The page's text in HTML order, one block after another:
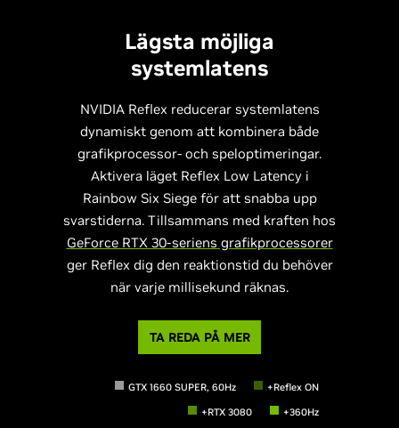
Lägsta möjliga
systemlatens
NVIDIA Reflex reducerar systemlatens
dynamiskt genom att kombinera både
grafikprocessor- och speloptimeringar.
Aktivera läget Reflex Low Latency i
Rainbow Six Siege för att snabba upp
svarstiderna. Tillsammans med kraften hos
GeForce RTX 30-seriens grafikprocessorer
ger Reflex dig den reaktionstid du behöver
när varje millisekund räknas.
TA REDA PÅ MER
GTX 1660 SUPER, 60Hz
+Reflex ON
+RTX 3080
+360Hz